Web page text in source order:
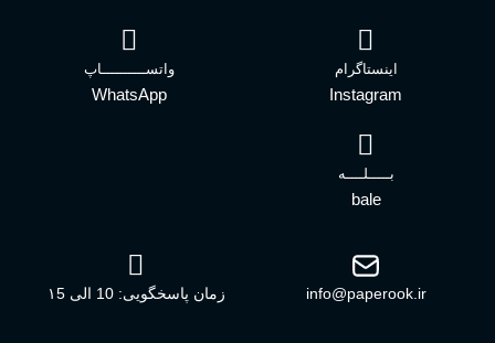
اینستاگرام
Instagram
واتســــــــــاپ
WhatsApp
بـــــلــــه
bale
info@paperook.ir زمان پاسخگویی: 10 الی ۱5